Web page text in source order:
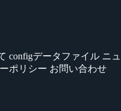
configデータファイル ニ
ポリシー お問い合わせ